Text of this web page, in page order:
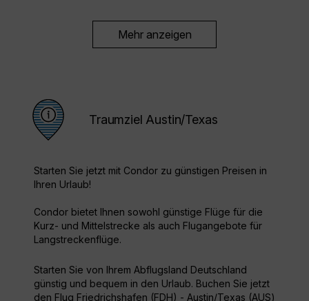
Mehr anzeigen
Traumziel Austin/Texas
Starten Sie jetzt mit Condor zu günstigen Preisen in
Ihren Urlaub!
Condor bietet Ihnen sowohl günstige Flüge für die
Kurz- und Mittelstrecke als auch Flugangebote für
Langstreckenflüge.
Starten Sie von Ihrem Abflugsland Deutschland
günstig und bequem in den Urlaub. Buchen Sie jetzt
den Flug Friedrichshafen (FDH) - Austin/Texas (AUS)